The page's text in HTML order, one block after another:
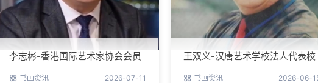
李志彬-香港国际艺术家协会会员
书画资讯 2026-07-11
王双义-汉唐艺术学校法人代表校
书画资讯 2026-06-